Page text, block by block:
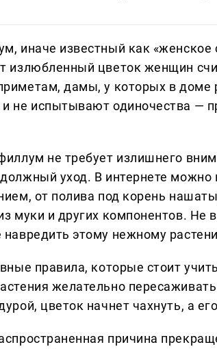
иначе известный как «женское
излюбленный цветок женщин
дамы, у которых в доме
не испытывают одиночества —
не требует излишнего
уход. В интернете можно
от полива под корень
муки и других компонентов.
навредить этому нежному
правила, которые стоит
желательно
цветок начнет чахнуть, а
причина